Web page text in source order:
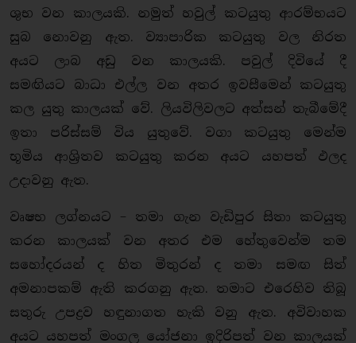
ශුභ වන කාලයකි. නමුත් හවුල් කටයුතු ආරම්භයට
සුබ නොවනු ඇත. ව්‍යාපාරික කටයුතු වල නිරත
අයට ලාබ අඩු වන කාලයකි. පවුල් දිවියේ දී
සමඟියට බාධා එල්ල වන අතර ඉවසීමෙන් කටයුතු
කල යුතු කාලයක් වේ. ලියවිලිවලට අත්සන් තැබීමේදී
ඉතා පරිස්සම් විය යුතුවේ. වගා කටයුතු මෙන්ම
භූමිය ආශ්‍රිතව කටයුතු කරන අයට යහපත් ඵලද
උදාවනු ඇත.
වෘෂභ ලග්නයට – තමා ගැන වැඩිපුර සිතා කටයුතු
කරන කාලයක් වන අතර එම හේතුවෙන්ම තම
සහෝදරයන් ද හිත මිතුරන් ද තමා සමඟ සිත්
අමනාපකම් ඇති කරගනු ඇත. තමාට එරෙහිව තිබූ
සතුරු උපද්‍රව හඳුනාගත හැකි වනු ඇත. අවිවාහක
අයට යහපත් මංගල යෝජනා ඉදිරිපත් වන කාලයක්